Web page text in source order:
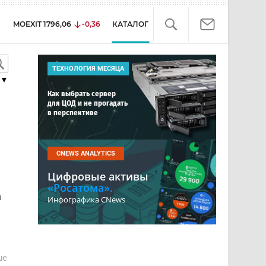
MOEXIT 1796,06 -0,36 КАТАЛОГ
▼
ТЕХНОЛОГИЯ МЕСЯЦА
Как выбрать сервер
для ЦОД и не прогадать
в перспективе
CNEWS ANALYTICS
Цифровые активы
«Росатома».
Инфографика CNews